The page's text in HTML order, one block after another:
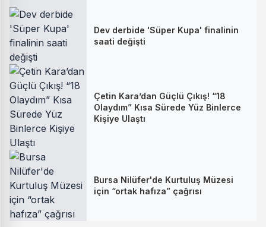
Dev derbide 'Süper Kupa' finalinin
saati değişti
Çetin Kara’dan Güçlü Çıkış! “18
Olaydım” Kısa Sürede Yüz Binlerce
Kişiye Ulaştı
Bursa Nilüfer'de Kurtuluş Müzesi
için “ortak hafıza” çağrısı